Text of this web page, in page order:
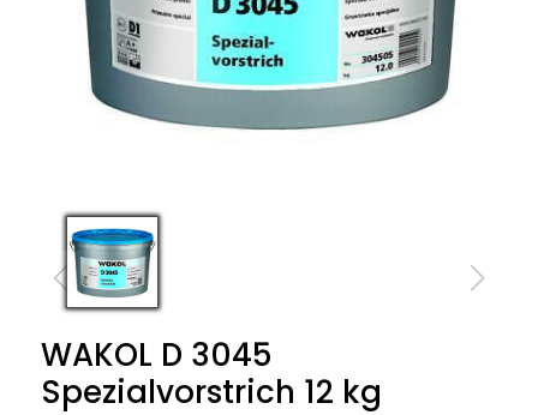
WAKOL D 3045
Spezialvorstrich 12 kg